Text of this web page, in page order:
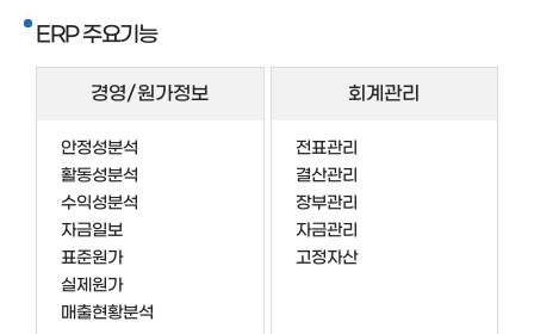
ERP 주요기능
경영/원가정보
안정성분석
활동성분석
수익성분석
자금일보
표준원가
실제원가
매출현황분석
회계관리
전표관리
결산관리
장부관리
자금관리
고정자산